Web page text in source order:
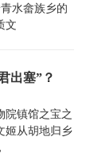
水畲族乡的
文
出塞”？
院镇馆之宝之
姬从胡地归乡